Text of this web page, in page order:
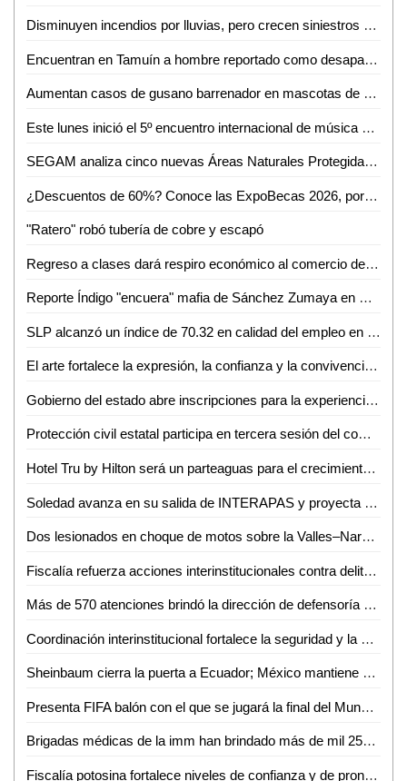
Disminuyen incendios por lluvias, pero crecen siniestros en viviendas de SLP: Bomberos
Encuentran en Tamuín a hombre reportado como desaparecido en Tamasopo
Aumentan casos de gusano barrenador en mascotas de Ciudad Valles
Este lunes inició el 5º encuentro internacional de música de cámara
SEGAM analiza cinco nuevas Áreas Naturales Protegidas para frenar la deforestación en San Luis Potosí
¿Descuentos de 60%? Conoce las ExpoBecas 2026, por primera vez en Ciudad Valles
"Ratero" robó tubería de cobre y escapó
Regreso a clases dará respiro económico al comercio de Ciudad Valles: Canaco
Reporte Índigo "encuera" mafia de Sánchez Zumaya en Pemex
SLP alcanzó un índice de 70.32 en calidad del empleo en el primer trimestre de 2026
El arte fortalece la expresión, la confianza y la convivencia en la sociedad: Iraís Verástegui
Gobierno del estado abre inscripciones para la experiencia Toyota en ventas
Protección civil estatal participa en tercera sesión del comité técnico estatal de manejo del fuego
Hotel Tru by Hilton será un parteaguas para el crecimiento de Ciudad Valles: Sedeco
Soledad avanza en su salida de INTERAPAS y proyecta nuevas obras para la zona oriente
Dos lesionados en choque de motos sobre la Valles–Naranjo
Fiscalía refuerza acciones interinstitucionales contra delito de extorsión
Más de 570 atenciones brindó la dirección de defensoría social durante mayo y junio en Ciudad Valles
Coordinación interinstitucional fortalece la seguridad y la paz en San Luis Potosí
Sheinbaum cierra la puerta a Ecuador; México mantiene demanda internacional
Presenta FIFA balón con el que se jugará la final del Mundial 2026
Brigadas médicas de la imm han brindado más de mil 250 atenciones gratuitas en Ciudad Valles
Fiscalía potosina fortalece niveles de confianza y de pronta atención ciudadana